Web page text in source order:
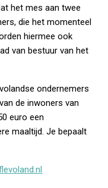
het mes aan twee
die het momenteel
hiermee ook
van bestuur van het
ondernemers
de inwoners van
euro een
maaltijd. Je bepaalt